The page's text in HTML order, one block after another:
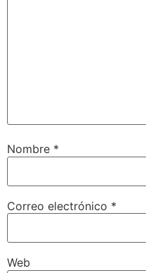
Nombre *
Correo electrónico *
Web